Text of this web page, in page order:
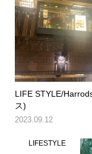
LIFE STYLE/
ス)
2023.09.12
LIFESTYLE